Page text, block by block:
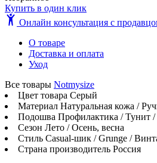
Купить в один клик
Онлайн консультация с
О товаре
Доставка и оплата
Уход
Все товары Notmysize
Цвет товара Серый
Материал Натуральная кожа /
Подошва Профилактика / Тунит
Сезон Лето / Осень, весна
Стиль Casual-шик / Grunge /
Страна производитель Россия